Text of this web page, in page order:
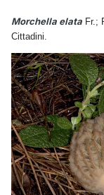
Morchella elata Fr.;
Cittadini.